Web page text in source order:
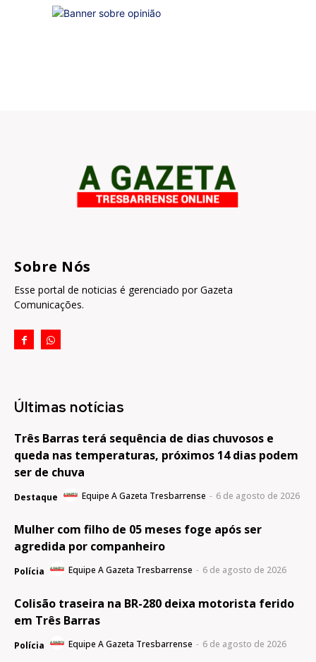
Sobre Nós
Esse portal de noticias é gerenciado por Gazeta
Comunicações.
Últimas notícias
Três Barras terá sequência de dias chuvosos e
queda nas temperaturas, próximos 14 dias podem
ser de chuva
Destaque Equipe A Gazeta Tresbarrense - 6 de agosto de 2026
Mulher com filho de 05 meses foge após ser
agredida por companheiro
Polícia Equipe A Gazeta Tresbarrense - 6 de agosto de 2026
Colisão traseira na BR-280 deixa motorista ferido
em Três Barras
Polícia Equipe A Gazeta Tresbarrense - 6 de agosto de 2026